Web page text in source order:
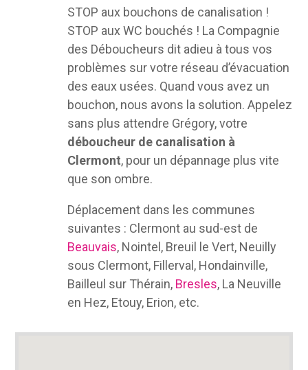
STOP aux bouchons de canalisation !
STOP aux WC bouchés ! La Compagnie
des Déboucheurs dit adieu à tous vos
problèmes sur votre réseau d’évacuation
des eaux usées. Quand vous avez un
bouchon, nous avons la solution. Appelez
sans plus attendre Grégory, votre
déboucheur de canalisation à
Clermont, pour un dépannage plus vite
que son ombre.
Déplacement dans les communes
suivantes : Clermont au sud-est de
Beauvais, Nointel, Breuil le Vert, Neuilly
sous Clermont, Fillerval, Hondainville,
Bailleul sur Thérain, Bresles, La Neuville
en Hez, Etouy, Erion, etc.